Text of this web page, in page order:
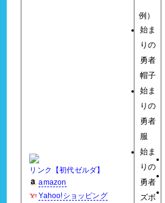
リンク【初代ゼルダ】
amazon
Yahoo!ショッピング
例）
始ま
りの
勇者
帽子
始ま
りの
勇者
服
始ま
りの
勇者
ズボ